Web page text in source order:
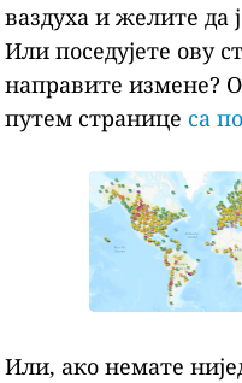
ваздуха и желите да
Или поседујете ову
направите измене?
путем странице са
Или, ако немате